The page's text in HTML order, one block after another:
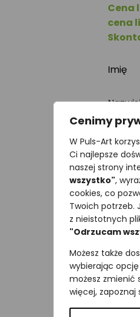
Cenimy
W Puls-Art
Ci najlepsze
naszej strony
wszystko",
cookies, co
Twoich potrzeb.
z nieistotnych
"Odrzucam
Możesz także
wybierając opcję
możesz zmienić
więcej, zapoznaj
Cena
cena
Imię
E-mail